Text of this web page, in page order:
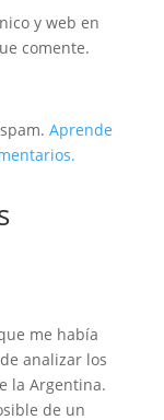
y web en
comente.
Aprende
me había
analizar los
la Argentina.
de un